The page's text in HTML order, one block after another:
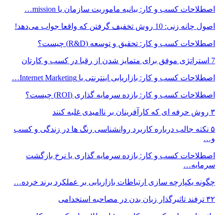
اصطلاحات کسب و کار: بیانیه ماموریت سازمان یا mission…
اصول چانه زنی: 10 روش تخفیف گرفتن که واقعا جواب می‌دهد!
اصطلاحات کسب و کار: تحقیق و توسعه (R&D) چیست؟
7 استراتژی موفق برای متمایز شدن از رقبا در کسب و کارتان
اصطلاحات کسب و کار: بازاریابی اینترنتی یا Internet Marketing…
اصطلاحات کسب و کار: بازده سرمایه گذاری (ROI) چیست؟
۳ روش حرفه ای که کارآفرینان بر ناامیدی غلبه کنند
۵ نکته جالب درباره کاربرد روانشناسی رنگ ها در زندگی و کسب
و…
اصطلاحات کسب و کار: بازده سرمایه گذاری یا نرخ بازگشت
سرمایه…
چگونه یکپارچه سازی ارتباطات بازاریابی بر عملکرد برند خرده…
۳۲ ترفند تاثیرگذار زبان بدن در مصاحبه استخدامی